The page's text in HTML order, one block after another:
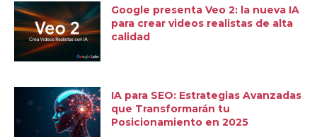
Google presenta Veo 2: la nueva IA
para crear videos realistas de alta
calidad
IA para SEO: Estrategias Avanzadas
que Transformarán tu
Posicionamiento en 2025